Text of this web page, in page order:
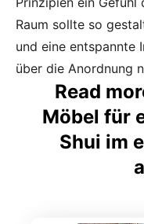
Raum sollte so
und eine entspannte
über die Anordnung
Read
Möbel für
Shui im